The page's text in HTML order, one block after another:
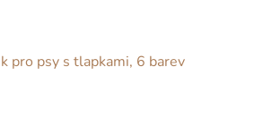
pro psy s tlapkami, 6 barev